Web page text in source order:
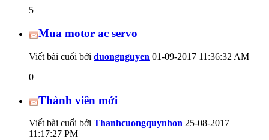
5
Mua motor ac servo
Viết bài cuối bởi duongnguyen 01-09-2017 11:36:32 AM
0
Thành viên mới
Viết bài cuối bởi Thanhcuongquynhon 25-08-2017
11:17:27 PM